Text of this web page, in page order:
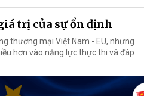
trị của sự ổn định
thương mại Việt Nam - EU, nhưng
hơn vào năng lực thực thi và đáp